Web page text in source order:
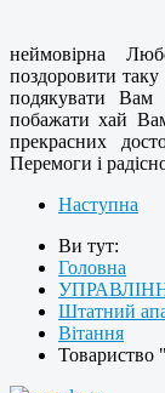
неймовірна
поздоровити
подякувати Вам
побажати хай
прекрасних
Перемоги і
Наступна
Ви тут:
Головна
Штатний
Вітання